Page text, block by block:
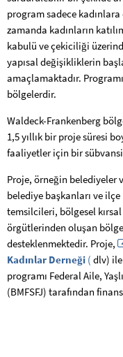
program sadece
zamanda kadınların
kabulü ve çekiciliği
yapısal değişikliklerin
amaçlamaktadır.
bölgelerdir.
Waldeck-Frankenberg
1,5 yıllık bir proje süresi
faaliyetler için bir
Proje, örneğin belediyeler
belediye başkanları ve
temsilcileri, bölgesel
örgütlerinden oluşan
desteklenmektedir. Proje,
Kadınlar Derneği ( dlv)
programı Federal Aile,
(BMFSFJ) tarafından